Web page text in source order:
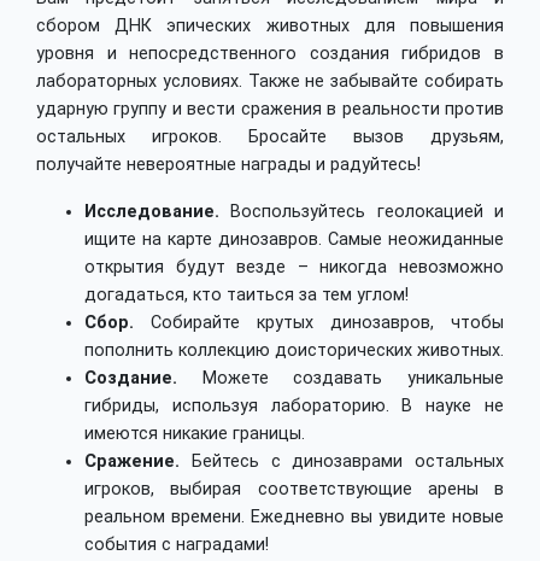
сбором ДНК эпических животных для повышения
уровня и непосредственного создания гибридов в
лабораторных условиях. Также не забывайте собирать
ударную группу и вести сражения в реальности против
остальных игроков. Бросайте вызов друзьям,
получайте невероятные награды и радуйтесь!
Исследование. Воспользуйтесь геолокацией и
ищите на карте динозавров. Самые неожиданные
открытия будут везде – никогда невозможно
догадаться, кто таиться за тем углом!
Сбор. Собирайте крутых динозавров, чтобы
пополнить коллекцию доисторических животных.
Создание.
Можете создавать уникальные
гибриды, используя лабораторию. В науке не
имеются никакие границы.
Сражение.
Бейтесь с динозаврами остальных
игроков, выбирая соответствующие арены в
реальном времени. Ежедневно вы увидите новые
события с наградами!